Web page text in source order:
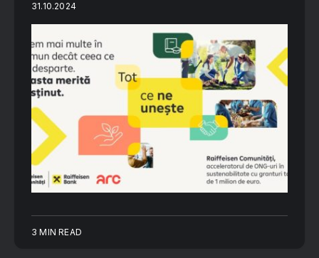
31.10.2024
3 MIN READ